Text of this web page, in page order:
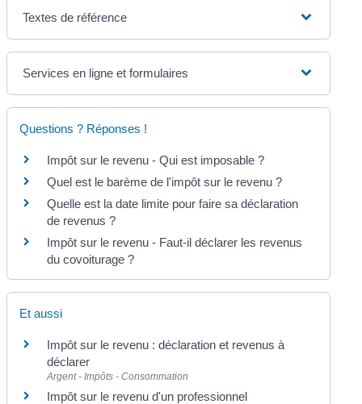
Textes de référence
Services en ligne et formulaires
Questions ? Réponses !
Impôt sur le revenu - Qui est imposable ?
Quel est le barème de l'impôt sur le revenu ?
Quelle est la date limite pour faire sa déclaration
de revenus ?
Impôt sur le revenu - Faut-il déclarer les revenus
du covoiturage ?
Et aussi
Impôt sur le revenu : déclaration et revenus à
déclarer
Argent - Impôts - Consommation
Impôt sur le revenu d'un professionnel